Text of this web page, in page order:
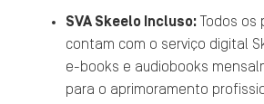
SVA Skeelo Incluso: Todos
contam com o serviço digital
e-books e audiobooks
para o aprimoramento